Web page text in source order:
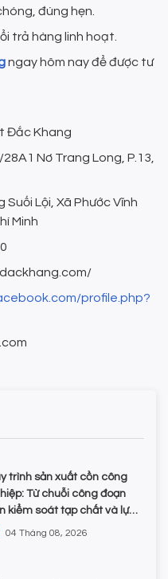
đúng hẹn.
trả hàng linh hoạt.
ngay hôm nay để được tư
Đắc Khang
Nơ Trang Long, P.13,
Lội, Xã Phước Vĩnh
Minh
profile.php?
trình sản xuất cồn công
Từ chuỗi công đoạn
kiểm soát tạp chất và lựa
hóa chất
04 Tháng 08, 2026